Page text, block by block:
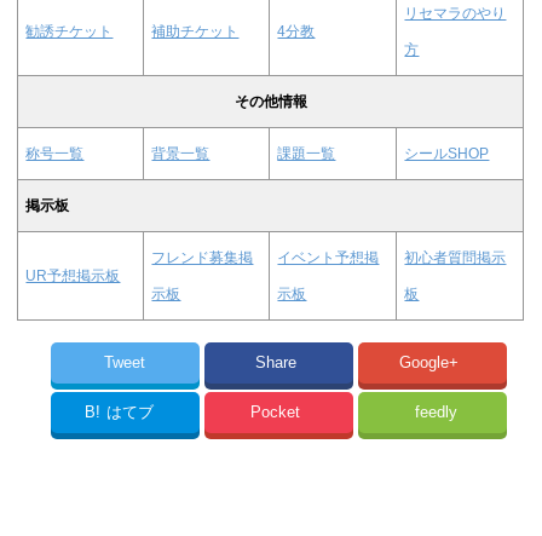
勧誘チケット 補助チケット 4分教
リセマラのやり
方
その他情報
称号一覧 背景一覧 課題一覧 シールSHOP
掲示板
UR予想掲示板
フレンド募集掲
示板
イベント予想掲
示板
初心者質問掲示
板
Tweet Share Google+
B! はてブ Pocket feedly